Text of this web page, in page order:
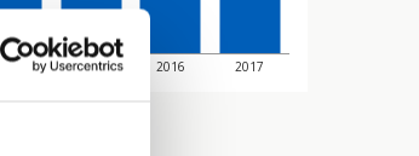
2014 2015 2016 2017